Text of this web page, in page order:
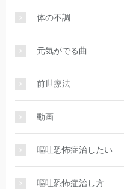
体の不調
元気がでる曲
前世療法
動画
嘔吐恐怖症治したい
嘔吐恐怖症治し方